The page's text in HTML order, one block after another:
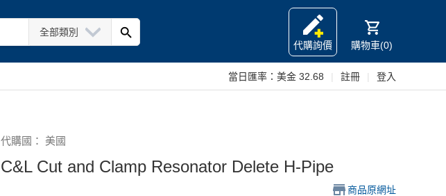
全部類別
代購詢價
購物車(0)
當日匯率： 美金 32.68 註冊 登入
代購國： 美國
C&L Cut and Clamp Resonator Delete H-Pipe
商品原網址